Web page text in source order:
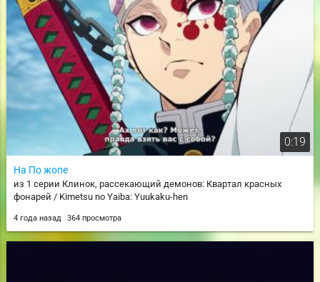
0:19
На По жопе
из 1 серии Клинок, рассекающий демонов: Квартал красных
фонарей / Kimetsu no Yaiba: Yuukaku-hen
4 года назад 364 просмотра